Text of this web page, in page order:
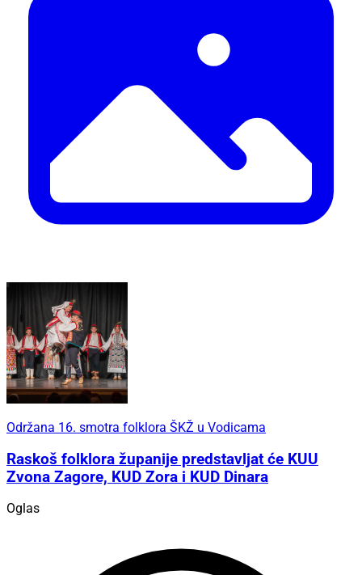
Održana 16. smotra folklora ŠKŽ u Vodicama
Raskoš folklora županije predstavljat će KUU
Zvona Zagore, KUD Zora i KUD Dinara
Oglas